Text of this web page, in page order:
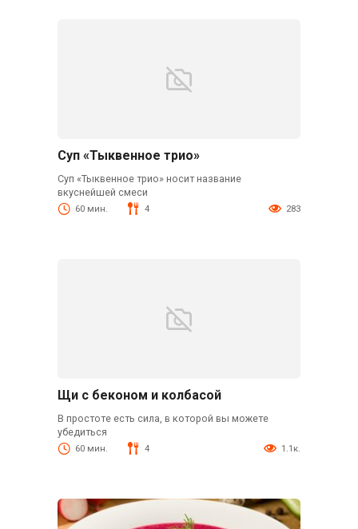
Суп «Тыквенное трио»
Суп «Тыквенное трио» носит название
вкуснейшей смеси
60 мин. 4 283
Щи с беконом и колбасой
В простоте есть сила, в которой вы можете
убедиться
60 мин. 4 1.1к.